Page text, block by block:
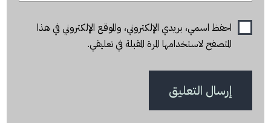
احفظ اسمي، بريدي الإلكتروني، والموقع الإلكتروني في هذا
المتصفح لاستخدامها المرة المقبلة في تعليقي.